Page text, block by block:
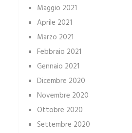
Maggio 2021
Aprile 2021
Marzo 2021
Febbraio 2021
Gennaio 2021
Dicembre 2020
Novembre 2020
Ottobre 2020
Settembre 2020